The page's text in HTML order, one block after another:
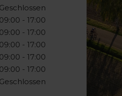
Geschlossen
09:00 - 17:00
09:00 - 17:00
09:00 - 17:00
09:00 - 17:00
09:00 - 17:00
Geschlossen